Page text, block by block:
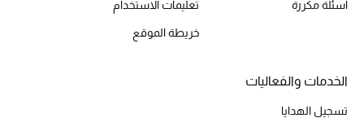
أسئلة مكررة تعليمات الاستخدام
خريطة الموقع
الخدمات والفعاليات
تسجيل الهدايا